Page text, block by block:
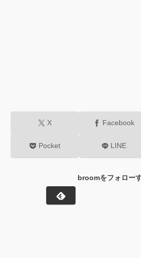
X Facebook
Pocket LINE
broomをフォロー